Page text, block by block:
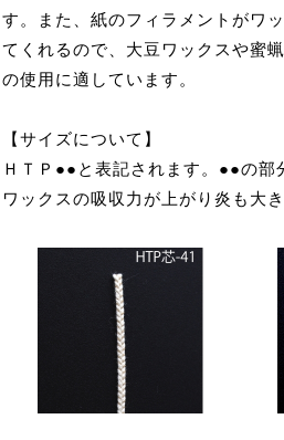
す。また、紙のフィラメントがワ
てくれるので、大豆ワックスや蜜
の使用に適しています。
【サイズについて】
ＨＴＰ●●と表記されます。●●の部
ワックスの吸収力が上がり炎も大